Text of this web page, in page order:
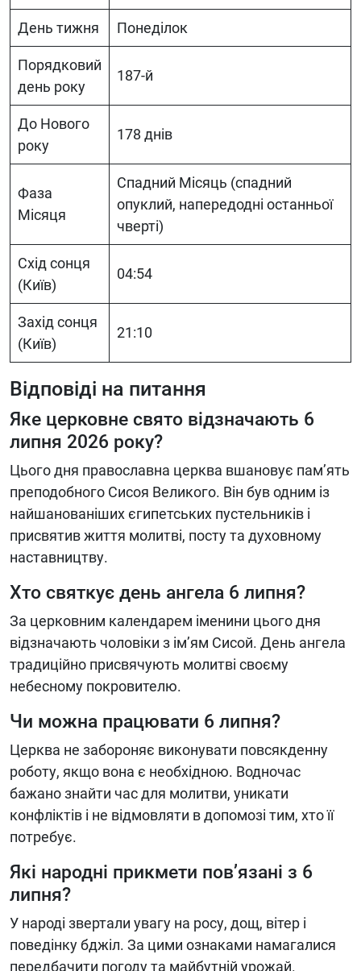
День тижня Понеділок
Порядковий
день року
187-й
До Нового
року
178 днів
Фаза
Місяця
Спадний Місяць (спадний
опуклий, напередодні останньої
чверті)
Схід сонця
(Київ)
04:54
Захід сонця
(Київ)
21:10
Відповіді на питання
Яке церковне свято відзначають 6
липня 2026 року?
Цього дня православна церква вшановує пам’ять
преподобного Сисоя Великого. Він був одним із
найшанованіших єгипетських пустельників і
присвятив життя молитві, посту та духовному
наставництву.
Хто святкує день ангела 6 липня?
За церковним календарем іменини цього дня
відзначають чоловіки з ім’ям Сисой. День ангела
традиційно присвячують молитві своєму
небесному покровителю.
Чи можна працювати 6 липня?
Церква не забороняє виконувати повсякденну
роботу, якщо вона є необхідною. Водночас
бажано знайти час для молитви, уникати
конфліктів і не відмовляти в допомозі тим, хто її
потребує.
Які народні прикмети пов’язані з 6
липня?
У народі звертали увагу на росу, дощ, вітер і
поведінку бджіл. За цими ознаками намагалися
передбачити погоду та майбутній урожай.